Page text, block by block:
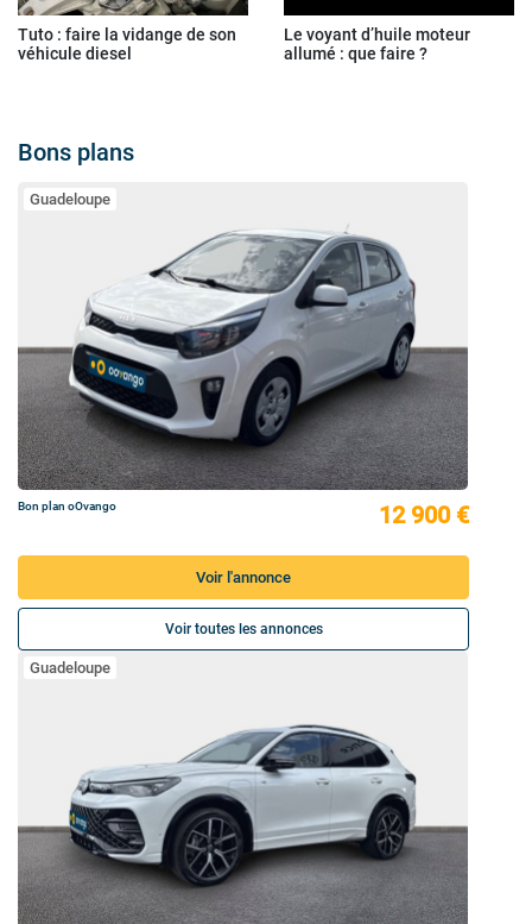
Tuto : faire la vidange de son
véhicule diesel
Le voyant d’huile moteur
allumé : que faire ?
Bons plans
Guadeloupe
Bon plan oOvango 12 900 €
Voir l'annonce
Voir toutes les annonces
Guadeloupe